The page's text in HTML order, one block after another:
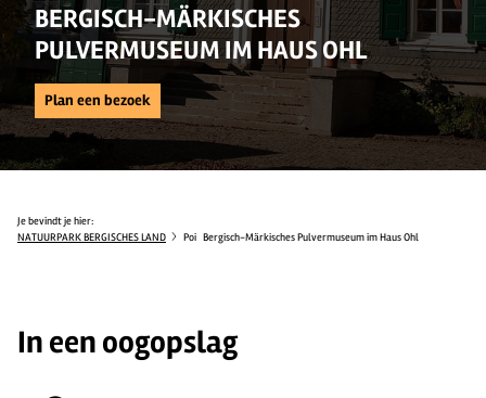
BERGISCH-MÄRKISCHES
PULVERMUSEUM IM HAUS OHL
Plan een bezoek
Je bevindt je hier:
NATUURPARK BERGISCHES LAND
Poi Bergisch-Märkisches Pulvermuseum im Haus Ohl
In een oogopslag